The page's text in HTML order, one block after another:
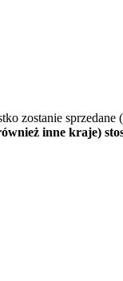
zostanie sprzedane
inne kraje)